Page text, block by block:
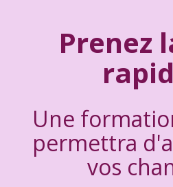
Prenez
Une
permettra
vos